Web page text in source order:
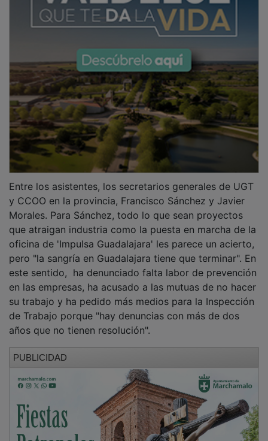
y CCOO en la provincia, Francisco Sánchez y Javier
Morales. Para Sánchez, todo lo que sean proyectos
que atraigan industria como la puesta en marcha de la
oficina de 'Impulsa Guadalajara' les parece un acierto,
pero "la sangría en Guadalajara tiene que terminar". En
este sentido, ha denunciado falta labor de prevención
en las empresas, ha acusado a las mutuas de no hacer
su trabajo y ha pedido más medios para la Inspección
de Trabajo porque "hay denuncias con más de dos
años que no tienen resolución".